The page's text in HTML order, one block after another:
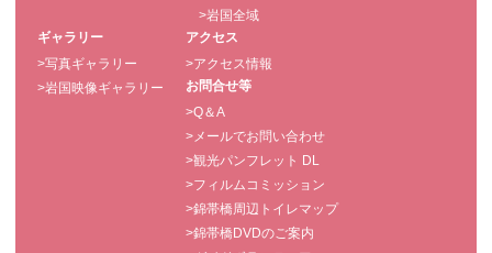
>岩国全域
ギャラリー
>写真ギャラリー
>岩国映像ギャラリー
アクセス
>アクセス情報
お問合せ等
>Q＆A
>メールでお問い合わせ
>観光パンフレット DL
>フィルムコミッション
>錦帯橋周辺トイレマップ
>錦帯橋DVDのご案内